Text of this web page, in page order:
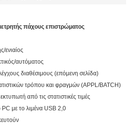
πάχους επιστρώματος
ενιαίος
αυτόματος
διαθέσιμους (επόμενη σελίδα)
τρόπου και φραγμών (APPL/BATCH)
από τις στατιστικές τιμές
με το λιμένα USB 2,0